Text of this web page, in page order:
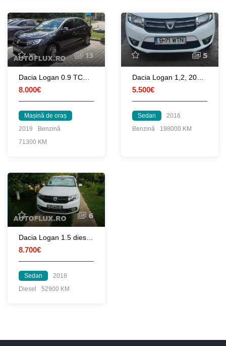
13
8.000€
Mașină de oraș
2019
Benzină
71300 KM
5
5.500€
Sedan
2016
Benzină
198000 KM
6
8.700€
Sedan
2018
Diesel
52900 KM